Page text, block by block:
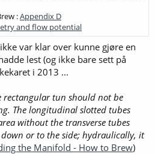
:Appendix D
and flow potential
var klar over kunne gjøre en
lest (og ikke bare sett på
i 2013 ...
rectangular tun should not be
The longitudinal slotted tubes
without the transverse tubes
or to the side; hydraulically, it
the Manifold - How to Brew)